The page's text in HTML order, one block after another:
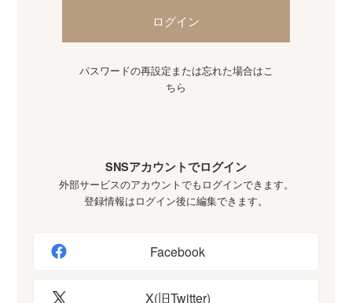
ログイン
パスワードの再設定または忘れた場合はこ
ちら
SNSアカウントでログイン
外部サービスのアカウントでもログインできます。
登録情報はログイン後に編集できます。
Facebook
X(旧Twitter)